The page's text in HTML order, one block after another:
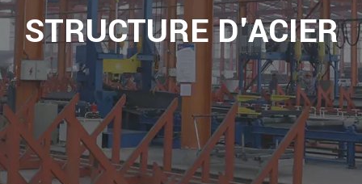
STRUCTURE D'ACIER